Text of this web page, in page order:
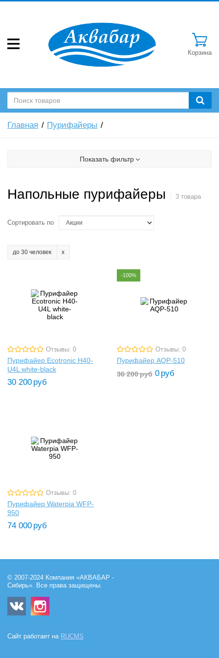
Корзина
Главная Пурифайеры
Показать фильтр
Напольные пурифайеры 3 товара
Сортировать по
до 30 человек
Отзывы: 0
Пурифайер Ecotronic H40-
U4L white-black
30 200 руб
-100%
Отзывы: 0
Пурифайер AQP-510
36 200руб 0 руб
Отзывы: 0
Пурифайер Waterpia WFP-
950
74 000 руб
© 2007-2024 Компания «АКВАБАР -
Сибирь». Все права защищены.
Сайт работает на RUCMS